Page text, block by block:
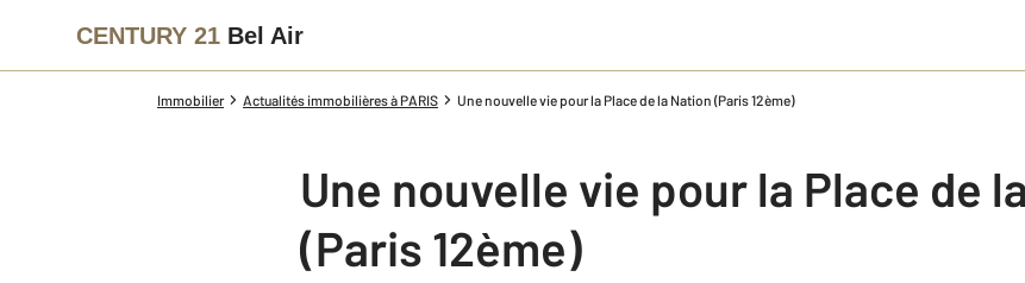
CENTURY 21 Bel Air
Immobilier Actualités immobilières à PARIS Une nouvelle vie pour la Place de la Nation (Paris 12ème)
Une nouvelle vie pour la Place de
(Paris 12ème)